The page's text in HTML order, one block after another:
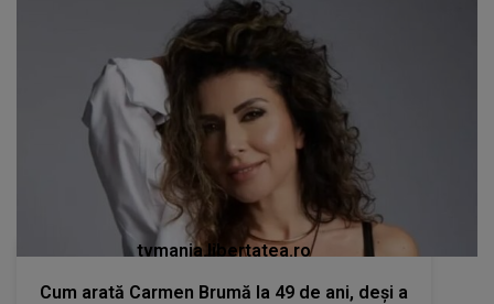
tvmania.libertatea.ro
Cum arată Carmen Brumă la 49 de ani, deși a